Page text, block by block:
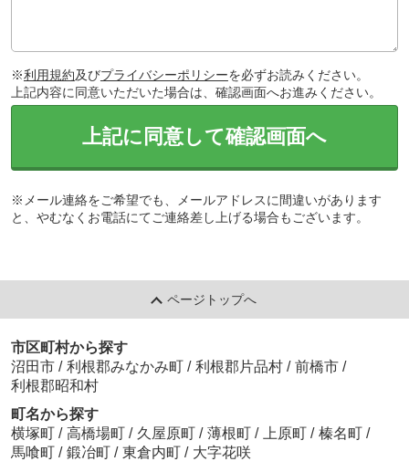
※利用規約及びプライバシーポリシーを必ずお読みください。
上記内容に同意いただいた場合は、確認画面へお進みください。
上記に同意して確認画面へ
※メール連絡をご希望でも、メールアドレスに間違いがあります
と、やむなくお電話にてご連絡差し上げる場合もございます。
ページトップへ
市区町村から探す
沼田市 / 利根郡みなかみ町 / 利根郡片品村 / 前橋市 /
利根郡昭和村
町名から探す
横塚町 / 高橋場町 / 久屋原町 / 薄根町 / 上原町 / 榛名町 /
馬喰町 / 鍛冶町 / 東倉内町 / 大字花咲